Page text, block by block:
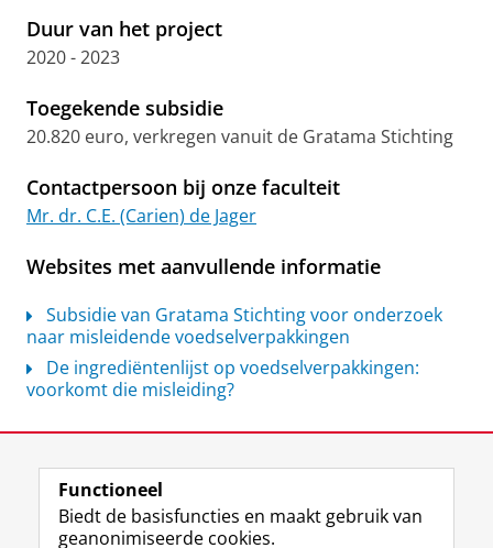
Duur van het project
2020 - 2023
Toegekende subsidie
20.820 euro, verkregen vanuit de Gratama Stichting
Contactpersoon bij onze faculteit
Mr. dr. C.E. (Carien) de Jager
Websites met aanvullende informatie
Subsidie van Gratama Stichting voor onderzoek
naar misleidende voedselverpakkingen
De ingrediëntenlijst op voedselverpakkingen:
voorkomt die misleiding?
View this page in:English
Functioneel
Biedt de basisfuncties en maakt gebruik van
geanonimiseerde cookies.